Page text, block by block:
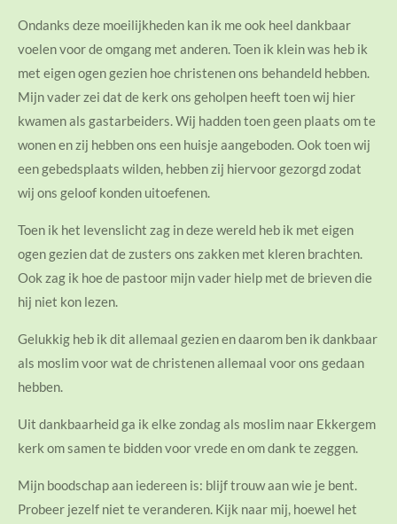
Ondanks deze moeilijkheden kan ik me ook heel dankbaar
voelen voor de omgang met anderen. Toen ik klein was heb ik
met eigen ogen gezien hoe christenen ons behandeld hebben.
Mijn vader zei dat de kerk ons geholpen heeft toen wij hier
kwamen als gastarbeiders. Wij hadden toen geen plaats om te
wonen en zij hebben ons een huisje aangeboden. Ook toen wij
een gebedsplaats wilden, hebben zij hiervoor gezorgd zodat
wij ons geloof konden uitoefenen.
Toen ik het levenslicht zag in deze wereld heb ik met eigen
ogen gezien dat de zusters ons zakken met kleren brachten.
Ook zag ik hoe de pastoor mijn vader hielp met de brieven die
hij niet kon lezen.
Gelukkig heb ik dit allemaal gezien en daarom ben ik dankbaar
als moslim voor wat de christenen allemaal voor ons gedaan
hebben.
Uit dankbaarheid ga ik elke zondag als moslim naar Ekkergem
kerk om samen te bidden voor vrede en om dank te zeggen.
Mijn boodschap aan iedereen is: blijf trouw aan wie je bent.
Probeer jezelf niet te veranderen. Kijk naar mij, hoewel het